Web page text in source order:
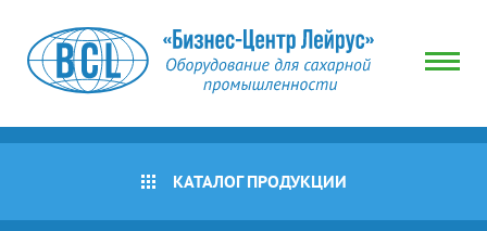
КАТАЛОГ ПРОДУКЦИИ